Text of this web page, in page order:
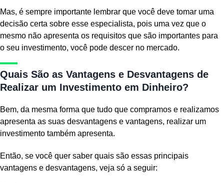
Mas, é sempre importante lembrar que você deve tomar uma
decisão certa sobre esse especialista, pois uma vez que o
mesmo não apresenta os requisitos que são importantes para
o seu investimento, você pode descer no mercado.
Quais São as Vantagens e Desvantagens de
Realizar um Investimento em Dinheiro?
Bem, da mesma forma que tudo que compramos e realizamos
apresenta as suas desvantagens e vantagens, realizar um
investimento também apresenta.
Então, se você quer saber quais são essas principais
vantagens e desvantagens, veja só a seguir: